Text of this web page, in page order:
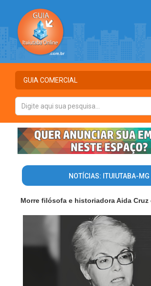
NOTÍCIAS: ITUIUTABA-MG
Morre filósofa e historiadora Aida Cruz